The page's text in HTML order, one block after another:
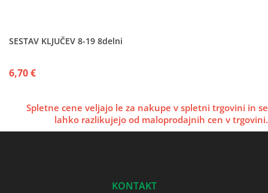
SESTAV KLJUČEV 8-19 8delni
6,70 €
Spletne cene veljajo le za nakupe v spletni trgovini in se
lahko razlikujejo od maloprodajnih cen v trgovini.
KONTAKT